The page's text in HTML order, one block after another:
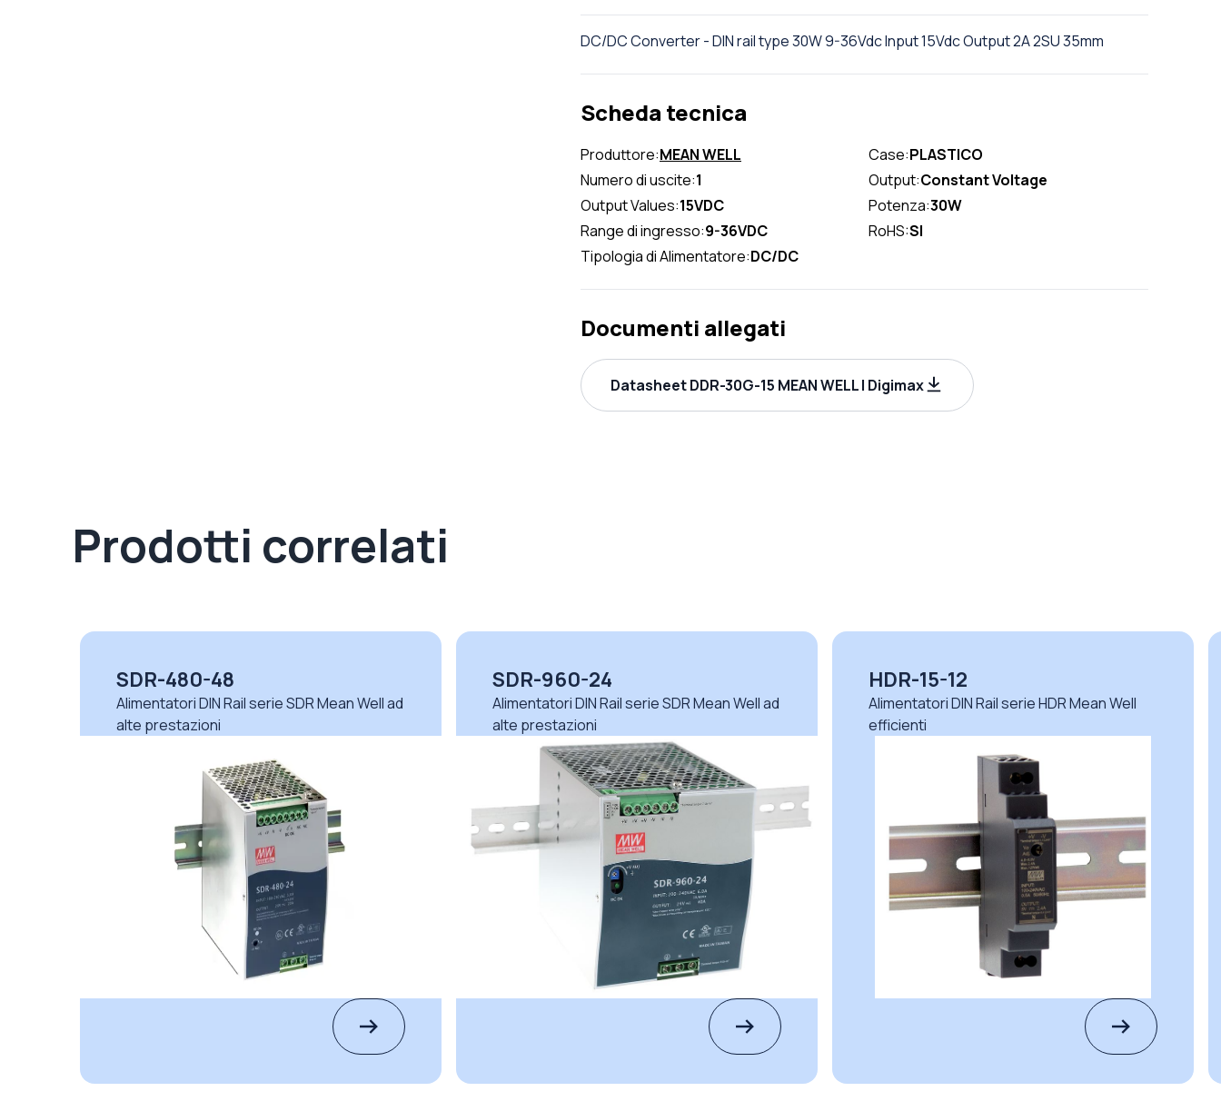
DC/DC Converter - DIN rail type 30W 9-36Vdc Input 15Vdc Output 2A 2SU 35mm
Scheda tecnica
Produttore:MEAN WELL Case:PLASTICO
Numero di uscite:1 Output:Constant Voltage
Output Values:15VDC Potenza:30W
Range di ingresso:9-36VDC RoHS:SI
Tipologia di Alimentatore:DC/DC
Documenti allegati
Datasheet DDR-30G-15 MEAN WELL | Digimax
Prodotti correlati
SDR-480-48
Alimentatori DIN Rail serie SDR Mean Well ad
alte prestazioni
SDR-960-24
Alimentatori DIN Rail serie SDR Mean Well ad
alte prestazioni
HDR-15-12
Alimentatori DIN Rail serie HDR Mean Well
efficienti